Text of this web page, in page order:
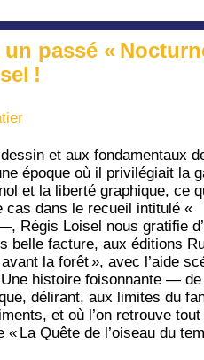
passé «
!
et aux fondamentaux
époque où il privilégiait la
et la liberté graphique, ce
cas dans le recueil intitulé «
Régis Loisel nous gratifie
belle facture, aux éditions
la forêt », avec l’aide
histoire foisonnante —
délirant, aux limites du
et où l’on retrouve tout
« La Quête de l’oiseau du